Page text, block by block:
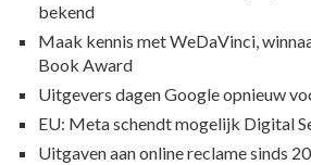
bekend
Maak kennis met WeDaVinci,
Book Award
Uitgevers dagen Google opnieuw
EU: Meta schendt mogelijk Digital
Uitgaven aan online reclame sinds